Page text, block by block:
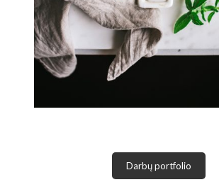
Darbų portfolio